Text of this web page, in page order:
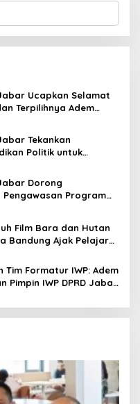
Ucapkan Selamat
Terpilihnya Adem
Tekankan
Politik untuk
Dorong
Program
Film Bara dan Hutan
Bandung Ajak Pelajar
Tim Formatur IWP: Adem
Pimpin IWP DPRD Jabar